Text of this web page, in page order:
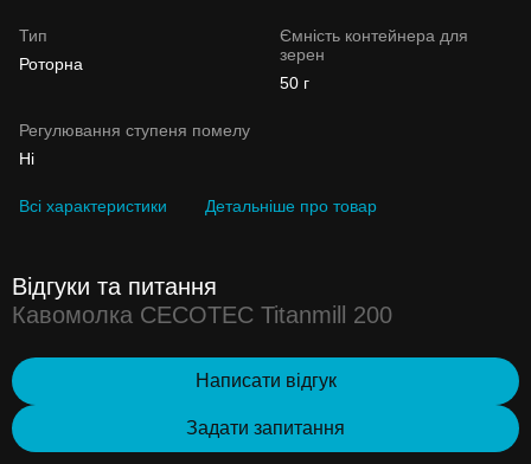
Тип
Роторна
Ємність контейнера для
зерен
50 г
Регулювання ступеня помелу
Ні
Всі характеристики Детальніше про товар
Відгуки та питання
Кавомолка CECOTEC Titanmill 200
Написати відгук
Задати запитання